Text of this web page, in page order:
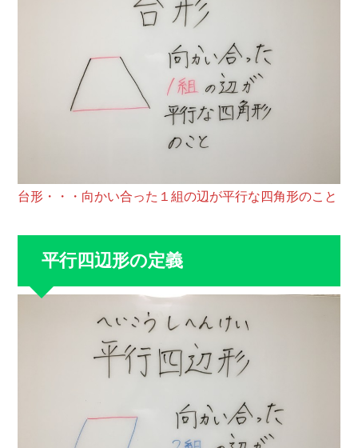
台形・・・向かい合った１組の辺が平行な四角形のこと
平行四辺形の定義